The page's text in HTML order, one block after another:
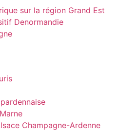
sur la région Grand Est
Denormandie
Champagne-Ardenne